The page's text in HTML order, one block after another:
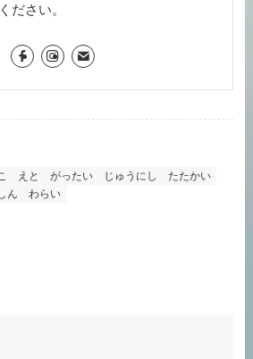
ださい。
えと がったい じゅうにし
たたかい
ん わらい